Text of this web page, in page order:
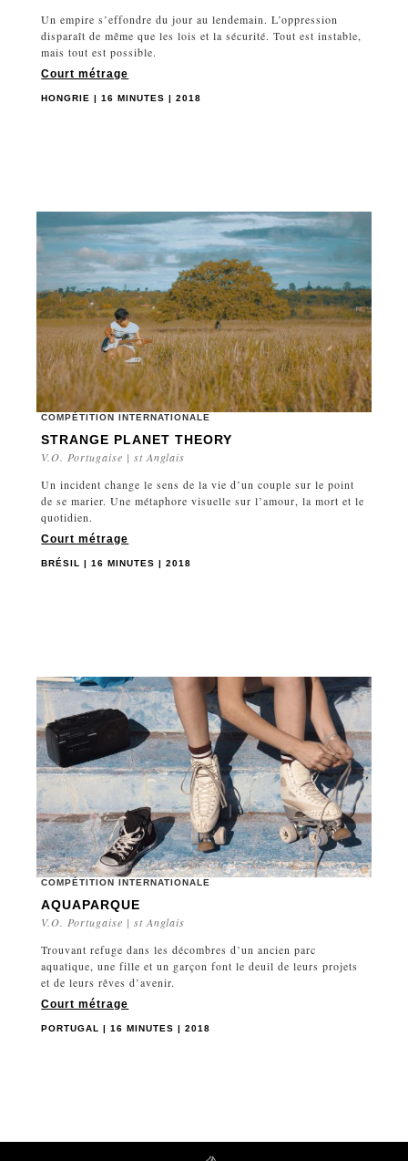
Un empire s’effondre du jour au lendemain. L’oppression
disparaît de même que les lois et la sécurité. Tout est instable,
mais tout est possible.
Court métrage
HONGRIE | 16 MINUTES | 2018
COMPÉTITION INTERNATIONALE
STRANGE PLANET THEORY
V.O. Portugaise | st Anglais
Un incident change le sens de la vie d’un couple sur le point
de se marier. Une métaphore visuelle sur l’amour, la mort et le
quotidien.
Court métrage
BRÉSIL | 16 MINUTES | 2018
COMPÉTITION INTERNATIONALE
AQUAPARQUE
V.O. Portugaise | st Anglais
Trouvant refuge dans les décombres d’un ancien parc
aquatique, une fille et un garçon font le deuil de leurs projets
et de leurs rêves d’avenir.
Court métrage
PORTUGAL | 16 MINUTES | 2018